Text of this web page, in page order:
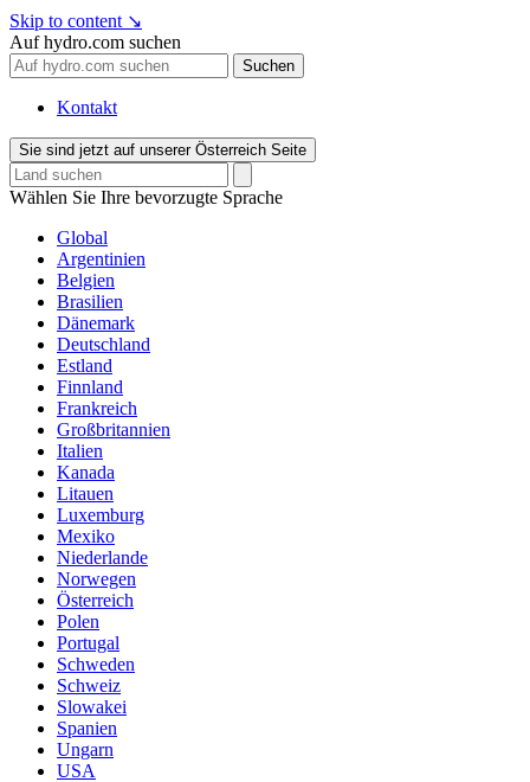
Skip to content ↘
Auf hydro.com suchen
Suchen
Kontakt
Sie sind jetzt auf unserer Österreich Seite
Wählen Sie Ihre bevorzugte Sprache
Global
Argentinien
Belgien
Brasilien
Dänemark
Deutschland
Estland
Finnland
Frankreich
Großbritannien
Italien
Kanada
Litauen
Luxemburg
Mexiko
Niederlande
Norwegen
Österreich
Polen
Portugal
Schweden
Schweiz
Slowakei
Spanien
Ungarn
USA